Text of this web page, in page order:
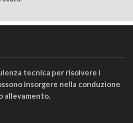
tecnica per risolvere i
insorgere nella conduzione
allevamento.